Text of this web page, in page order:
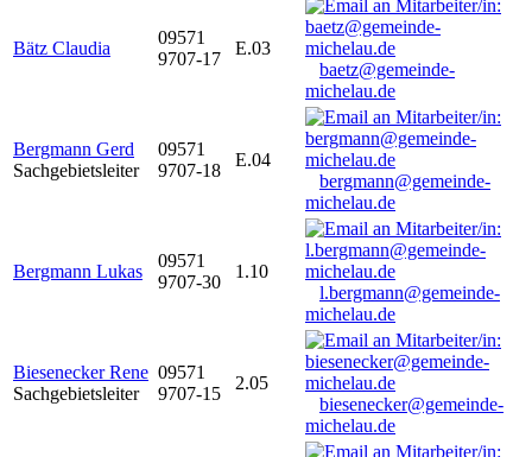
Bätz Claudia
09571
9707-17
E.03
baetz@gemeinde-
michelau.de
Bergmann Gerd
Sachgebietsleiter
09571
9707-18
E.04
bergmann@gemeinde-
michelau.de
Bergmann Lukas
09571
9707-30
1.10
l.bergmann@gemeinde-
michelau.de
Biesenecker Rene
Sachgebietsleiter
09571
9707-15
2.05
biesenecker@gemeinde-
michelau.de